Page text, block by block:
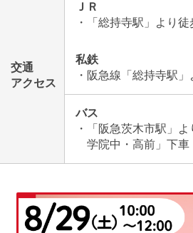
交通
アクセス
ＪＲ
・「総持寺駅」より徒
私鉄
・阪急線「総持寺駅
バス
・「阪急茨木市駅」
学院中・高前」下車